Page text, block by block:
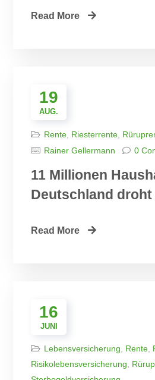
Read More
19
AUG.
Rente Riesterrente
Rainer Gellermann
0
11 Millionen
Deutschland
Read More
16
JUNI
Lebensversicherung Rente
Risikolebensversicherung